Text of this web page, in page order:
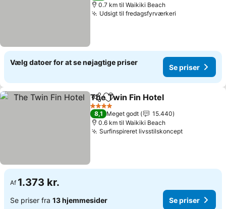
0.7 km til Waikiki Beach
Udsigt til fredagsfyrværkeri
Vælg datoer for at se nøjagtige priser
Se priser
Del Føj til favoritter
The Twin Fin Hotel
4 Stjerner
8,1 Meget godt
15.440
0.6 km til Waikiki Beach
Surfinspireret livsstilskoncept
Af 1.373 kr.
Se priser fra 13 hjemmesider Se priser